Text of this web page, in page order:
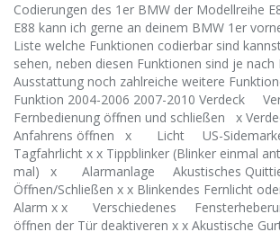
Codierungen des 1er BMW der Modellreihe
E88 kann ich gerne an deinem BMW 1er
Liste welche Funktionen codierbar sind
sehen, neben diesen Funktionen sind je nach
Ausstattung noch zahlreiche weitere
Funktion 2004-2006 2007-2010 Verdeck
Fernbedienung öffnen und schließen x
Anfahrens öffnen x Licht US-
Tagfahrlicht x x Tippblinker (Blinker einmal
mal) x Alarmanlage Akustisches
Öffnen/Schließen x x Blinkendes Fernlicht
Alarm x x Verschiedenes
öffnen der Tür deaktiveren x x Akustische